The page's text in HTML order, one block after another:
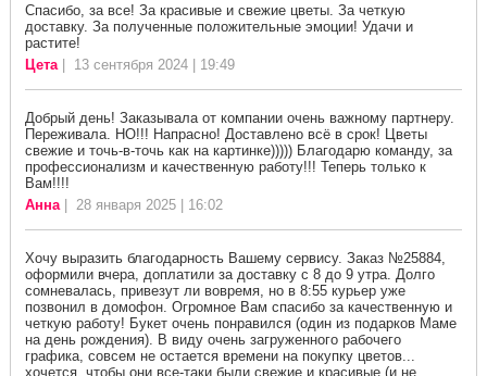
Спасибо, за все! За красивые и свежие цветы. За четкую
доставку. За полученные положительные эмоции! Удачи и
растите!
Цета| 13 сентября 2024 | 19:49
Добрый день! Заказывала от компании очень важному партнеру.
Переживала. НО!!! Напрасно! Доставлено всё в срок! Цветы
свежие и точь-в-точь как на картинке))))) Благодарю команду, за
профессионализм и качественную работу!!! Теперь только к
Вам!!!!
Анна| 28 января 2025 | 16:02
Хочу выразить благодарность Вашему сервису. Заказ №25884,
оформили вчера, доплатили за доставку с 8 до 9 утра. Долго
сомневалась, привезут ли вовремя, но в 8:55 курьер уже
позвонил в домофон. Огромное Вам спасибо за качественную и
четкую работу! Букет очень понравился (один из подарков Маме
на день рождения). В виду очень загруженного рабочего
графика, совсем не остается времени на покупку цветов...
хочется, чтобы они все-таки были свежие и красивые (и не